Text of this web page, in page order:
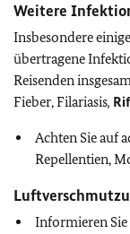
Weitere
Insbesondere
übertragene
Reisenden
Fieber, Filariasis,
Achten Sie auf
Repellentien,
Informieren